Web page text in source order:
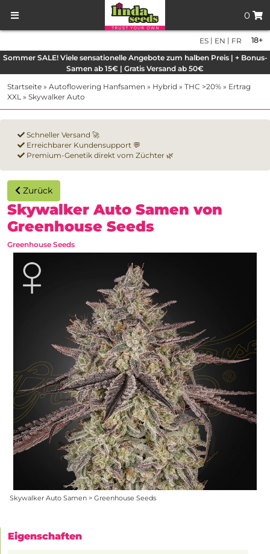
0
18+
ES | EN | FR
Sommer SALE! Viele sensationelle Angebote zum halben Preis | + Bonus-
Samen ab 15€ | Gratis Versand ab 50€
Startseite » Autoflowering Hanfsamen » Hybrid » THC >20% » Ertrag
XXL » Skywalker Auto
Schneller Versand 🚀
Erreichbarer Kundensupport 💬
Premium-Genetik direkt vom Züchter 🌿
Zurück
Skywalker Auto Samen von
Greenhouse Seeds
Greenhouse Seeds
Skywalker Auto Samen > Greenhouse Seeds
Eigenschaften